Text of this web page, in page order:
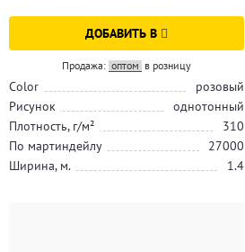
ДОБАВИТЬ В
Продажа: оптом в розницу
Color
розовый
Рисунок
однотонный
Плотность, г/м²
310
По мартиндейлу
27000
Ширина, м.
1.4